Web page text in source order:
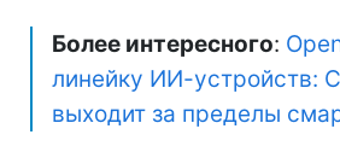
Более интересного:
линейку ИИ-устройств:
выходит за пределы